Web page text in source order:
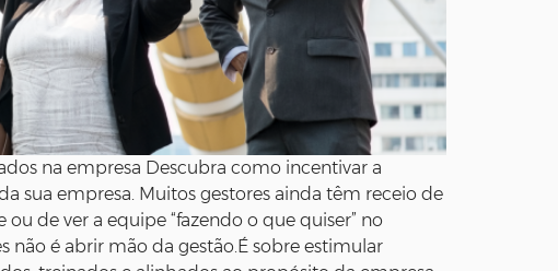
na empresa Descubra como incentivar a
sua empresa. Muitos gestores ainda têm receio de
de ver a equipe “fazendo o que quiser” no
é abrir mão da gestão.É sobre estimular